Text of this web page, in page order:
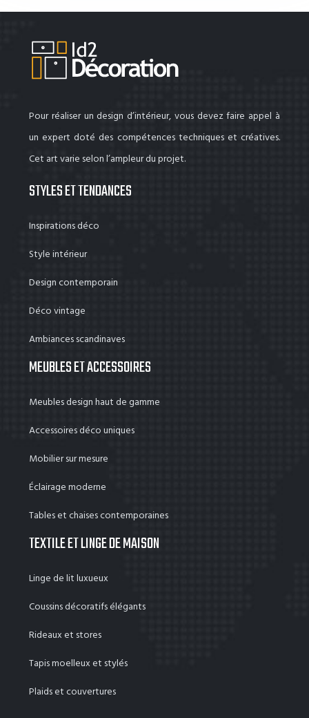
Pour réaliser un design d’intérieur, vous devez faire appel à
un expert doté des compétences techniques et créatives.
Cet art varie selon l’ampleur du projet.
STYLES ET TENDANCES
Inspirations déco
Style intérieur
Design contemporain
Déco vintage
Ambiances scandinaves
MEUBLES ET ACCESSOIRES
Meubles design haut de gamme
Accessoires déco uniques
Mobilier sur mesure
Éclairage moderne
Tables et chaises contemporaines
TEXTILE ET LINGE DE MAISON
Linge de lit luxueux
Coussins décoratifs élégants
Rideaux et stores
Tapis moelleux et stylés
Plaids et couvertures